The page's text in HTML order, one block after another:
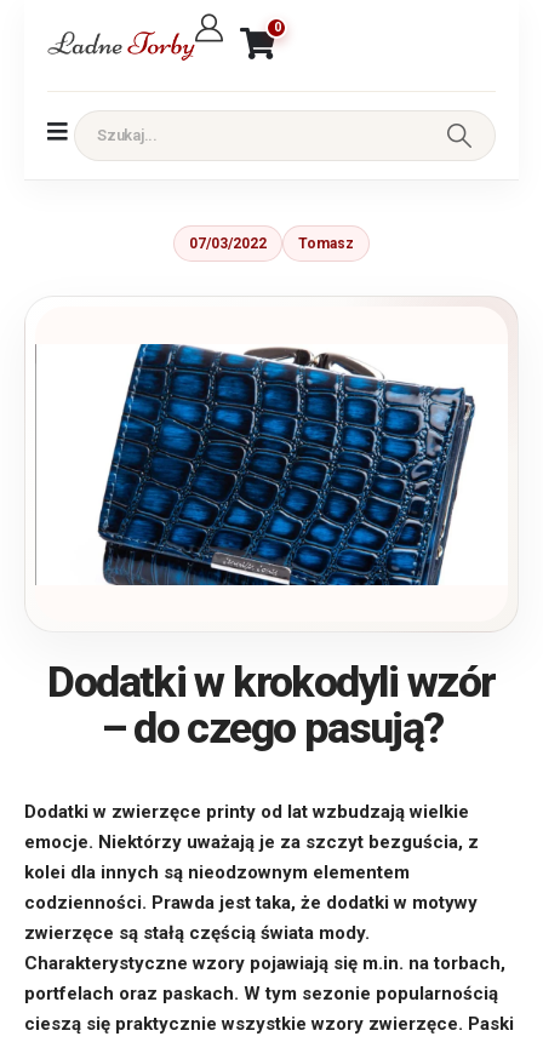
0
07/03/2022 Tomasz
Dodatki w krokodyli wzór
– do czego pasują?
Dodatki w zwierzęce printy od lat wzbudzają wielkie
emocje. Niektórzy uważają je za szczyt bezguścia, z
kolei dla innych są nieodzownym elementem
codzienności. Prawda jest taka, że dodatki w motywy
zwierzęce są stałą częścią świata mody.
Charakterystyczne wzory pojawiają się m.in. na torbach,
portfelach oraz paskach. W tym sezonie popularnością
cieszą się praktycznie wszystkie wzory zwierzęce. Paski